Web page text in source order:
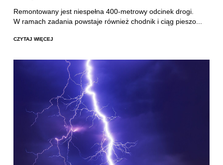
Remontowany jest niespełna 400-metrowy odcinek drogi.
W ramach zadania powstaje również chodnik i ciąg pieszo...
CZYTAJ WIĘCEJ